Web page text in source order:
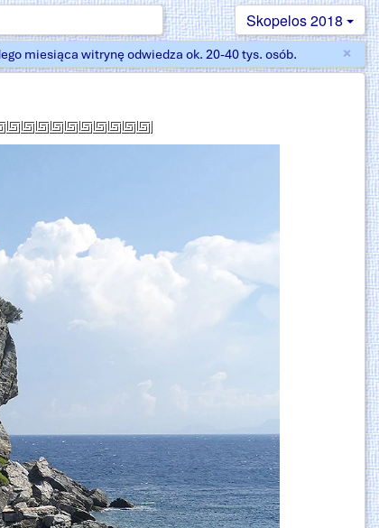
Skopelos 2018
×
miesiąca witrynę odwiedza ok. 20-40 tys. osób.